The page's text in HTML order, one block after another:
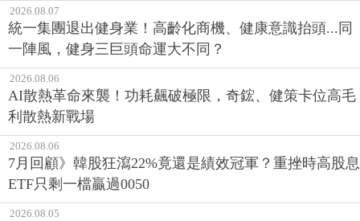
2026.08.07
統一集團退出健身業！高齡化商機、健康意識抬頭...同
一陣風，健身三巨頭命運大不同？
2026.08.06
AI散熱革命來襲！功耗飆破極限，奇鋐、健策卡位高毛
利散熱新戰場
2026.08.06
7月回顧》韓股狂瀉22%竟還是績效冠軍？重挫時高股息
ETF只剩一檔贏過0050
2026.08.05